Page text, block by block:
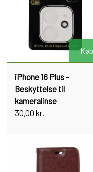
Køb
iPhone 16 Plus -
Beskyttelse til
kameralinse
30,00 kr.